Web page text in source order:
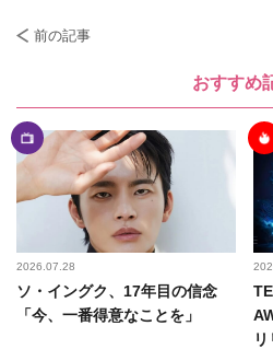
前の記事
おすすめ
2026.07.28
ソ・イングク、17年目の信念
「今、一番得意なことを」